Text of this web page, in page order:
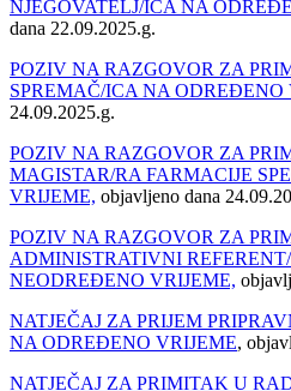
NJEGOVATELJ/ICA NA
dana 22.09.2025.g.
POZIV NA RAZGOVOR ZA
SPREMAČ/ICA NA ODREĐENO
24.09.2025.g.
POZIV NA RAZGOVOR ZA
MAGISTAR/RA FARMACIJE
VRIJEME, objavljeno dana
POZIV NA RAZGOVOR ZA
ADMINISTRATIVNI
NEODREĐENO VRIJEME,
NATJEČAJ ZA PRIJEM
NA ODREĐENO VRIJEME,
NATJEČAJ ZA PRIMITAK U